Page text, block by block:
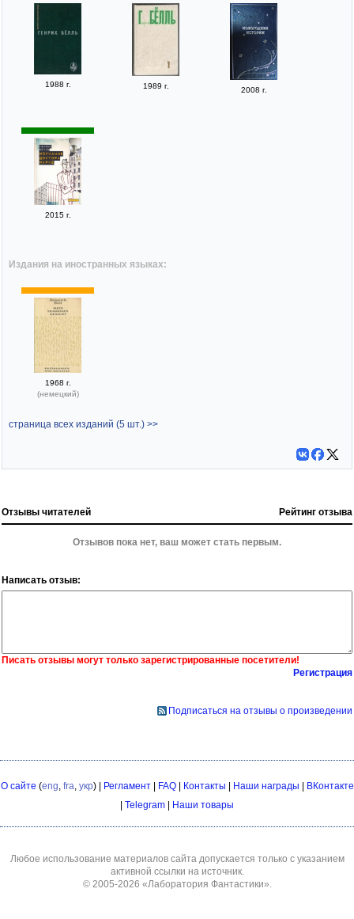
1988 г. 1989 г. 2008 г.
2015 г.
Издания на иностранных языках:
1968 г.
(немецкий)
страница всех изданий (5 шт.) >>
Отзывы читателей Рейтинг отзыва
Отзывов пока нет, ваш может стать первым.
Написать отзыв:
Писать отзывы могут только зарегистрированные посетители!
Регистрация
Подписаться на отзывы о произведении
О сайте (eng fra укр) | Регламент| FAQ| Контакты | Наши награды | ВКонтакте
| Telegram | Наши товары
Любое использование материалов сайта допускается только с указанием
активной ссылки на источник.
© 2005-2026 «Лаборатория Фантастики»